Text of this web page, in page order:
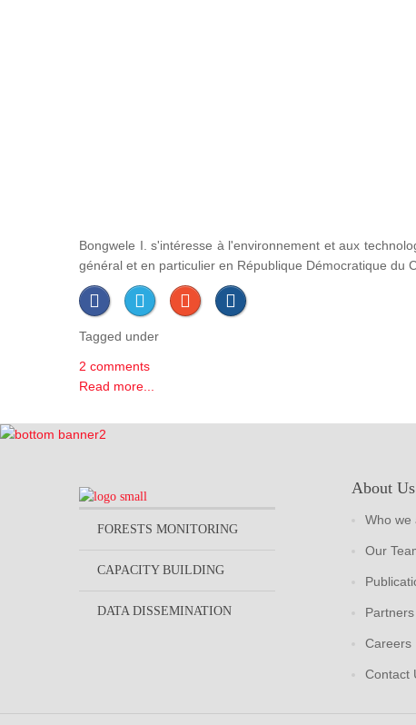
Bongwele I. s'intéresse à l'environnement et aux
général et en particulier en République Démocratique du
Tagged under
2 comments
Read more...
FORESTS MONITORING
CAPACITY BUILDING
DATA DISSEMINATION
About Us
Who we
Our
Partners
Careers
Contact